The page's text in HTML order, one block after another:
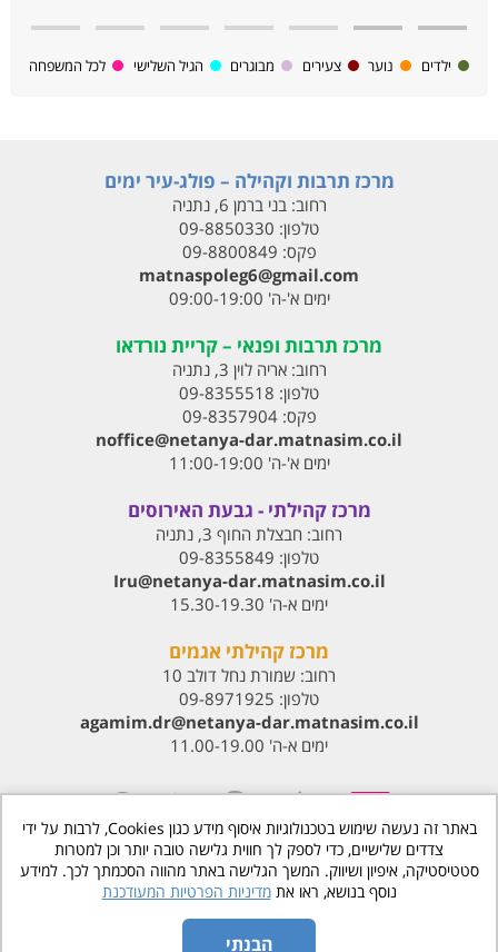
ילדים נוער צעירים מבוגרים הגיל השלישי לכל המשפחה
מרכז תרבות וקהילה – פולג-עיר ימים
רחוב:בני ברמן 6, נתניה
טלפון: 09-8850330
פקס: 09-8800849
matnaspoleg6@gmail.com
ימים א'-ה' 09:00-19:00
מרכז תרבות ופנאי – קריית נורדאו
רחוב:אריה לוין 3, נתניה
טלפון: 09-8355518
פקס:09-8357904
noffice@netanya-dar.matnasim.co.il
ימים א'-ה' 11:00-19:00
מרכז קהילתי - גבעת האירוסים
רחוב: חבצלת החוף 3, נתניה
טלפון: 09-8355849
Iru@netanya-dar.matnasim.co.il‏
ימים א-ה' 15.30-19.30
מרכז קהילתי אגמים
רחוב: שמורת נחל דולב 10
טלפון: 09-8971925
agamim.dr@netanya-dar.matnasim.co.il‏
ימים א-ה' 11.00-19.00
www.matnasdn.co.il
© כל הזכויות שמורות
מדיניות פרטיות
באתר זה נעשה שימוש בטכנולוגיות איסוף מידע כגון Cookies, לרבות על ידי
צדדים שלישיים, כדי לספק לך חווית גלישה טובה יותר וכן למטרות
סטטיסטיקה, איפיון ושיווק. המשך הגלישה באתר מהווה הסכמתך לכך. למידע
נוסף בנושא, ראו אתמדיניות הפרטיות המעודכנת
הבנתי